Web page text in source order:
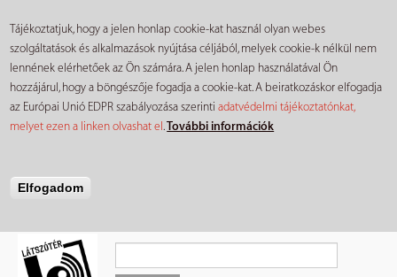
Tájékoztatjuk, hogy a jelen honlap cookie-kat használ olyan webes
szolgáltatások és alkalmazások nyújtása céljából, melyek cookie-k nélkül nem
lennének elérhetőek az Ön számára. A jelen honlap használatával Ön
hozzájárul, hogy a böngészője fogadja a cookie-kat. A beiratkozáskor elfogadja
az Európai Unió EDPR szabályozása szerintiadatvédelmi tájékoztatónkat,
melyet ezen a linken olvashat el.További információk
Elfogadom
tartalomra